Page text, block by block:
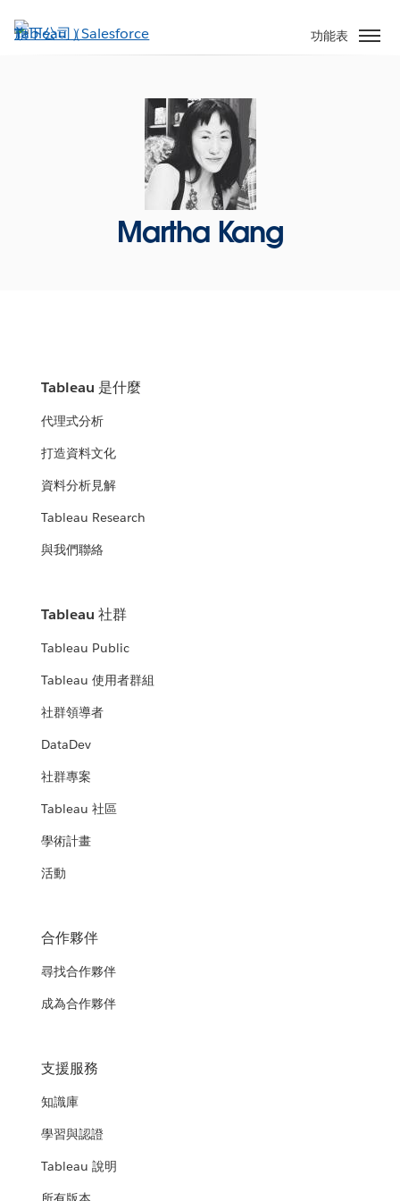
至
功能表
Martha Kang
Tableau 是什麼
代理式分析
打造資料文化
資料分析見解
Tableau Research
與我們聯絡
Tableau 社群
Tableau Public
Tableau 使用者群組
社群領導者
DataDev
社群專案
Tableau 社區
學術計畫
活動
合作夥伴
尋找合作夥伴
成為合作夥伴
支援服務
知識庫
學習與認證
Tableau 說明